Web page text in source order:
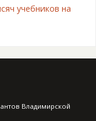
учебников на
Владимирской